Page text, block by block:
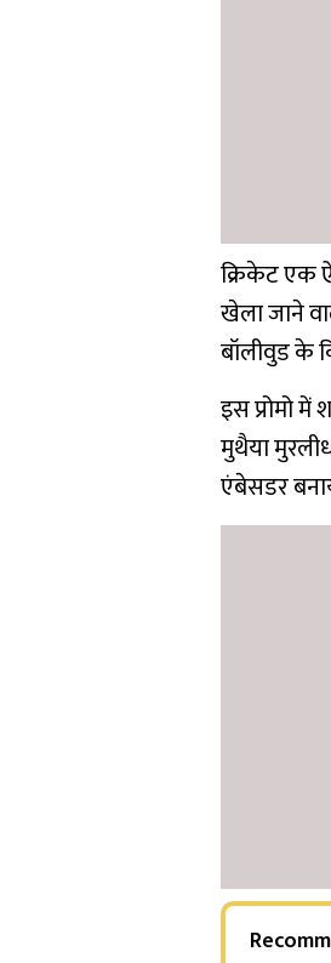
क्रिकेट एक
खेला जाने
बॉलीवुड के
इस प्रोमो
मुथैया
एंबेसडर